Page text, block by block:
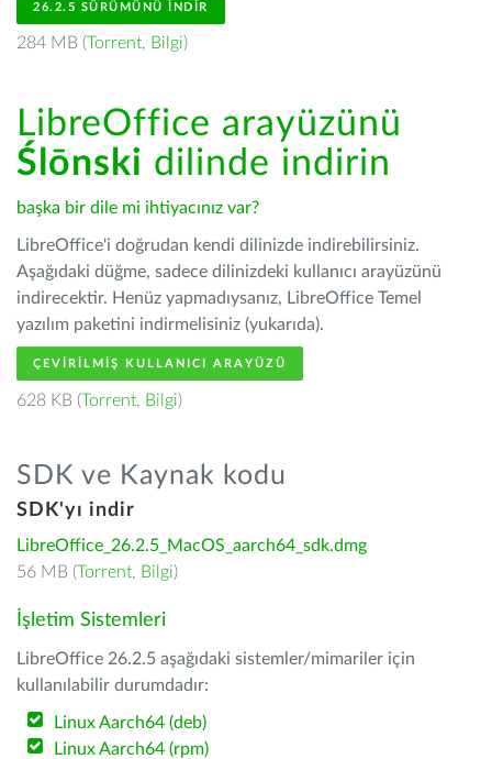
26.2.5 SÜRÜMÜNÜ İNDIR
284 MB (Torrent, Bilgi)
LibreOffice arayüzünü
Ślōnski dilinde indirin
başka bir dile mi ihtiyacınız var?
LibreOffice'i doğrudan kendi dilinizde indirebilirsiniz.
Aşağıdaki düğme, sadece dilinizdeki kullanıcı arayüzünü
indirecektir. Henüz yapmadıysanız, LibreOffice Temel
yazılım paketini indirmelisiniz (yukarıda).
ÇEVIRILMIŞ KULLANICI ARAYÜZÜ
628 KB (Torrent, Bilgi)
SDK ve Kaynak kodu
SDK'yı indir
LibreOffice_26.2.5_MacOS_aarch64_sdk.dmg
56 MB (Torrent, Bilgi)
İşletim Sistemleri
LibreOffice 26.2.5 aşağıdaki sistemler/mimariler için
kullanılabilir durumdadır:
Linux Aarch64 (deb)
Linux Aarch64 (rpm)